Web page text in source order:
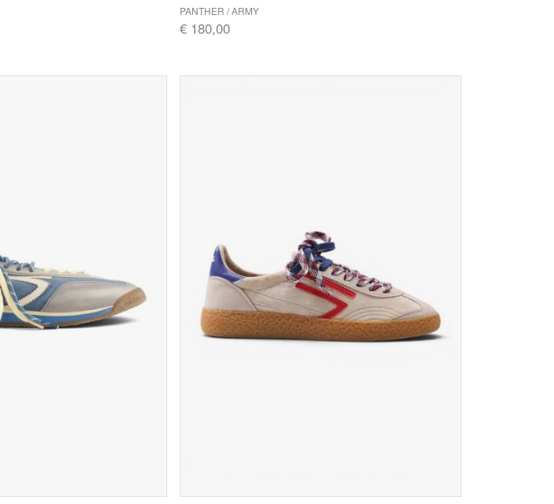
PANTHER / ARMY
€ 180,00